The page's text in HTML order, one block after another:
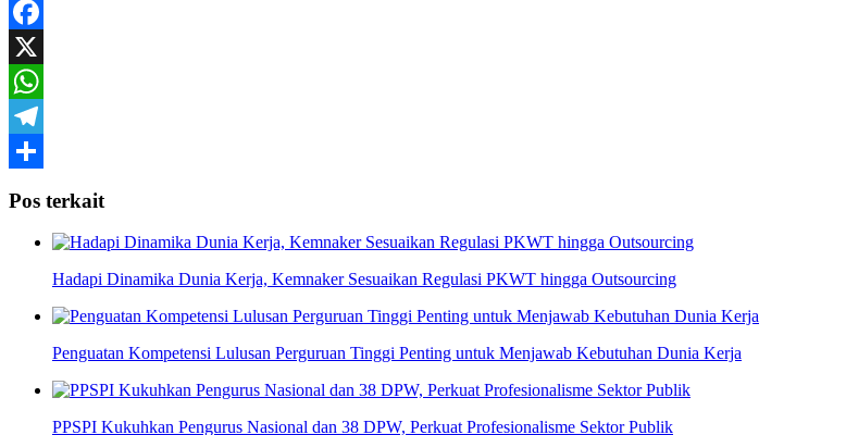
Yahoo
Mail
Facebook
X
WhatsApp
Telegram
Pos terkait
Hadapi Dinamika Dunia Kerja, Kemnaker Sesuaikan Regulasi PKWT hingga Outsourcing
Penguatan Kompetensi Lulusan Perguruan Tinggi Penting untuk Menjawab Kebutuhan Dunia Kerja
PPSPI Kukuhkan Pengurus Nasional dan 38 DPW, Perkuat Profesionalisme Sektor Publik